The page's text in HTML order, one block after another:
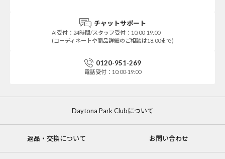
チャットサポート
AI受付：24時間/スタッフ受付：10:00-19:00
(コーディネートや商品詳細のご相談は18:00まで)
0120-951-269
電話受付：10:00-19:00
Daytona Park Clubについて
返品・交換について お問い合わせ